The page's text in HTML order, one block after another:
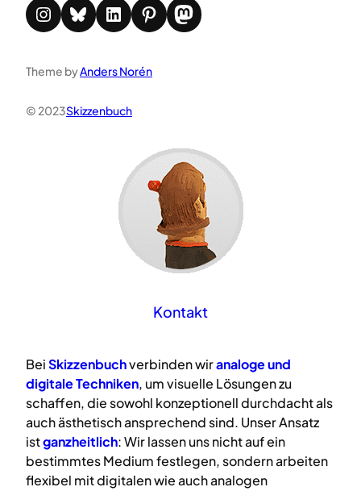
Instagram Bluesky LinkedIn Pinterest Mastodon
Theme byAnders Norén
© 2023Skizzenbuch
Kontakt
BeiSkizzenbuchverbinden wiranalogeund
digitaleTechniken, um visuelle Lösungen zu
schaffen, die sowohl konzeptionell durchdacht als
auch ästhetisch ansprechend sind. Unser Ansatz
istganzheitlich: Wir lassen uns nicht auf ein
bestimmtes Medium festlegen, sondern arbeiten
flexibel mit digitalen wie auch analogen